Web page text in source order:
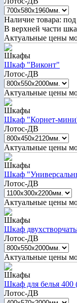
Наличие товара: под
В верхней части
Актуальные цены
Шкафы
Шкаф "Виконт"
Лотос-ДВ
Актуальные цены
Шкафы
Шкаф "Корнет-
Лотос-ДВ
Актуальные цены
Шкафы
Шкаф
Лотос-ДВ
Актуальные цены
Шкафы
Шкаф
Лотос-ДВ
Актуальные цены
Шкафы
Шкаф для белья 400
Лотос-ДВ